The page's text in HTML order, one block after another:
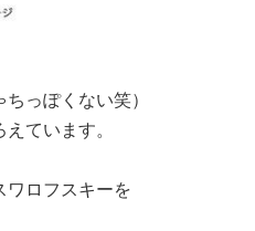
っぽくない笑）
ています。
ワロフスキーを